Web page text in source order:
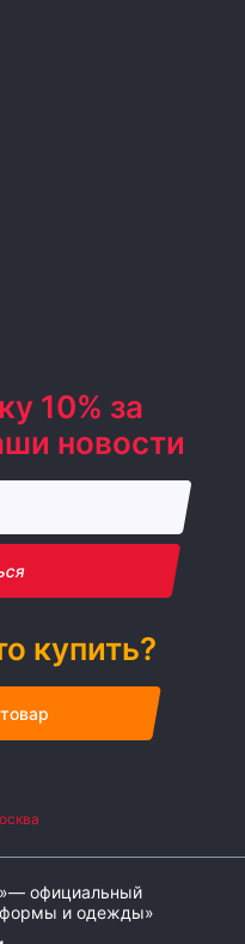
10% за
новости
купить?
официальный
формы и одежды»